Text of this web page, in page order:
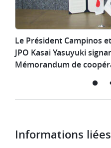
Le
Président
Campinos
Kasai
Le Président Campinos
JPO Kasai Yasuyuki
Mémorandum de
Informations liées